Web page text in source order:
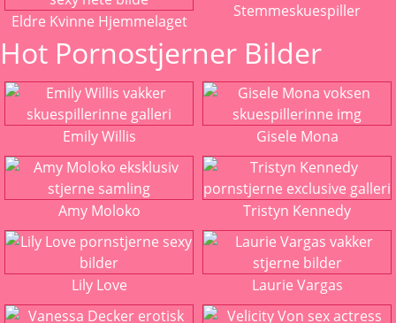
Eldre Kvinne Hjemmelaget
Stemmeskuespiller
Hot Pornostjerner Bilder
Emily Willis
Amy Moloko
Lily Love
Gisele Mona
Tristyn Kennedy
Laurie Vargas